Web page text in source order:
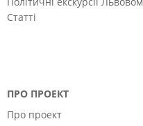
Статті
ПРО ПРОЕКТ
Про проект